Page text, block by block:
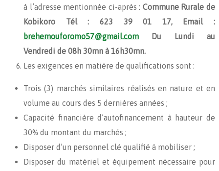
à l’adresse mentionnée ci-après : Commune Rurale de
Kobikoro Tél : 623 39 01 17, Email :
brehemouforomo57@gmail.com Du Lundi au
Vendredi de 08h 30mn à 16h30mn.
Les exigences en matière de qualifications sont :
Trois (3) marchés similaires réalisés en nature et en
volume au cours des 5 dernières années ;
Capacité financière d’autofinancement à hauteur de
30% du montant du marchés ;
Disposer d’un personnel clé qualifié à mobiliser ;
Disposer du matériel et équipement nécessaire pour